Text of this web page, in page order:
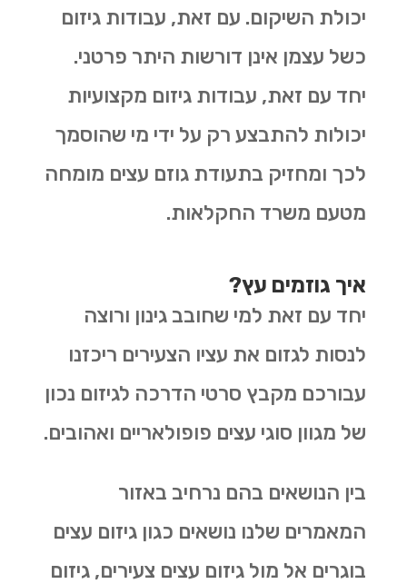
יכולת השיקום. עם זאת, עבודות גיזום
כשל עצמן אינן דורשות היתר פרטני.
יחד עם זאת, עבודות גיזום מקצועיות
יכולות להתבצע רק על ידי מי שהוסמך
לכך ומחזיק בתעודת גוזם עצים מומחה
מטעם משרד החקלאות.
איך גוזמים עץ?
יחד עם זאת למי שחובב גינון ורוצה
לנסות לגזום את עציו הצעירים ריכזנו
עבורכם מקבץ סרטי הדרכה לגיזום נכון
של מגוון סוגי עצים פופולאריים ואהובים.
בין הנושאים בהם נרחיב באזור
המאמרים שלנו נושאים כגון גיזום עצים
בוגרים אל מול גיזום עצים צעירים, גיזום